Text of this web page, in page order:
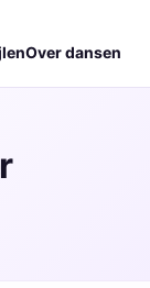
Over dansen